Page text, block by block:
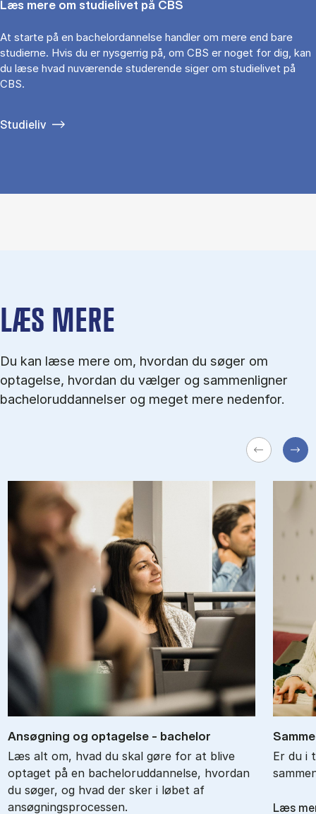
Læs mere om studielivet på CBS
At starte på en bachelordannelse handler om mere end bare
studierne. Hvis du er nysgerrig på, om CBS er noget for dig, kan
du læse hvad nuværende studerende siger om studielivet på
CBS.
Studieliv
LÆS MERE
Du kan læse mere om, hvordan du søger om
optagelse, hvordan du vælger og sammenligner
bacheloruddannelser og meget mere nedenfor.
An­søg­ning og op­ta­gel­se - ba­chel­or
Læs alt om, hvad du skal gøre for at blive
optaget på en bacheloruddannelse, hvordan
du søger, og hvad der sker i løbet af
ansøgningsprocessen.
Er du i
Læs